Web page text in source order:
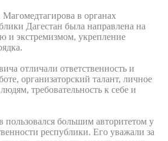
в органах
Дагестан была направлена на
и экстремизмом, укрепление
отличали ответственность и
организаторский талант, личное
требовательность к себе и
большим авторитетом у
республики. Его уважали за